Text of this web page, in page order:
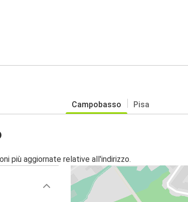
Campobasso Pisa
più aggiornate relative all'indirizzo.